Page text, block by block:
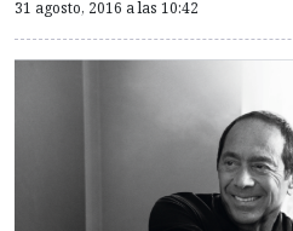
31 agosto, 2016 a las 10:42